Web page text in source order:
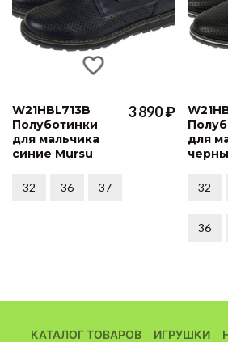
W21HBL713B
Полуботинки
для мальчика
синие Mursu
3 890 ₽
32 36 37
для
32
36
КАТАЛОГ ТОВАРОВ ИГРУШКИ